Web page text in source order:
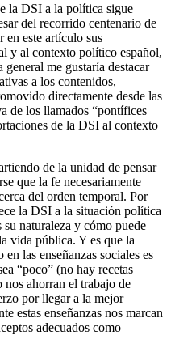
la DSI a la política sigue
del recorrido centenario de
en este artículo sus
y al contexto político español,
me gustaría destacar
a los contenidos,
directamente desde las
de los llamados “pontífices
de la DSI al contexto
de la unidad de pensar
que la fe necesariamente
del orden temporal. Por
la DSI a la situación política
naturaleza y cómo puede
vida pública. Y es que la
las enseñanzas sociales es
“poco” (no hay recetas
ahorran el trabajo de
por llegar a la mejor
estas enseñanzas nos marcan
adecuados como